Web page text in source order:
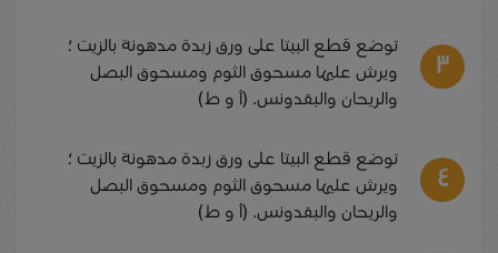
توضع قطع البيتا على ورق زبدة مدهونة بالزيت ؛
ويرش عليها مسحوق الثوم ومسحوق البصل
والريحان والبقدونس. (أ و ط)
توضع قطع البيتا على ورق زبدة مدهونة بالزيت ؛
ويرش عليها مسحوق الثوم ومسحوق البصل
والريحان والبقدونس. (أ و ط)